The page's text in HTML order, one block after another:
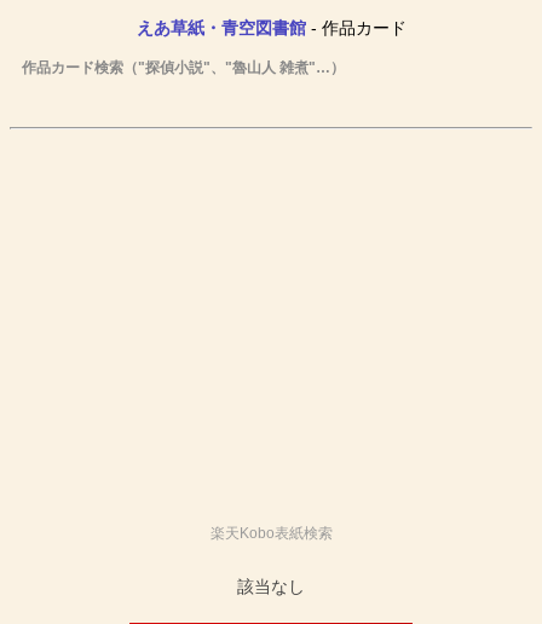
えあ草紙・青空図書館- 作品カード
作品カード検索（"探偵小説"、"魯山人 雑煮"…）
楽天Kobo表紙検索